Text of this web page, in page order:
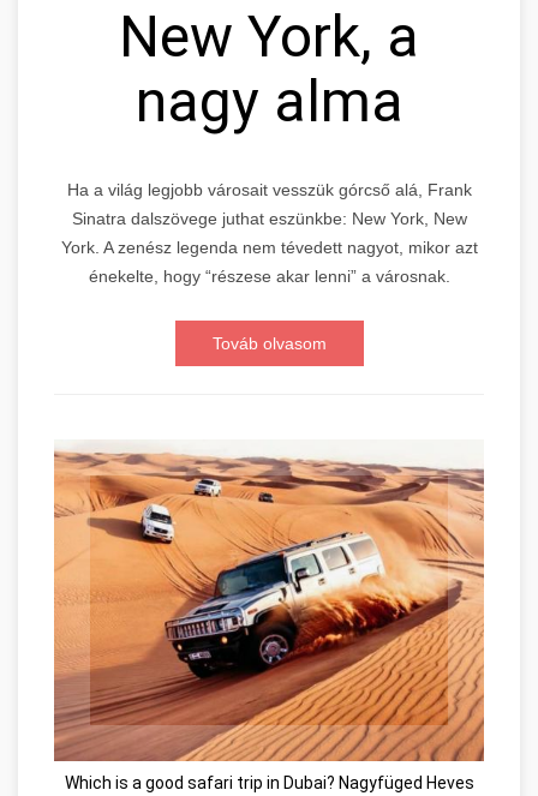
New York, a
nagy alma
Ha a világ legjobb városait vesszük górcső alá, Frank
Sinatra dalszövege juthat eszünkbe: New York, New
York. A zenész legenda nem tévedett nagyot, mikor azt
énekelte, hogy “részese akar lenni” a városnak.
Továb olvasom
Which is a good safari trip in Dubai? Nagyfüged Heves